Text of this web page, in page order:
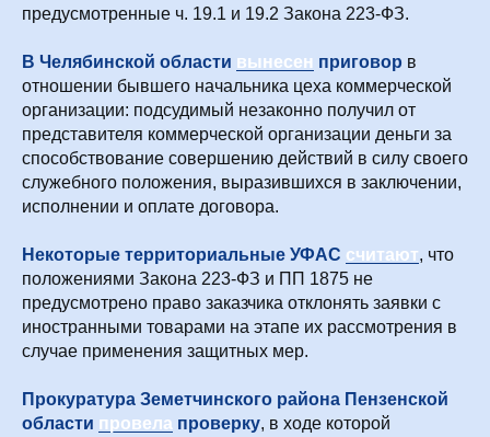
предусмотренные ч. 19.1 и 19.2 Закона 223-ФЗ.
В Челябинской области вынесен приговор в
отношении бывшего начальника цеха коммерческой
организации: подсудимый незаконно получил от
представителя коммерческой организации деньги за
способствование совершению действий в силу своего
служебного положения, выразившихся в заключении,
исполнении и оплате договора.
Некоторые территориальные УФАС считают, что
положениями Закона 223-ФЗ и ПП 1875 не
предусмотрено право заказчика отклонять заявки с
иностранными товарами на этапе их рассмотрения в
случае применения защитных мер.
Прокуратура Земетчинского района Пензенской
области провела проверку, в ходе которой